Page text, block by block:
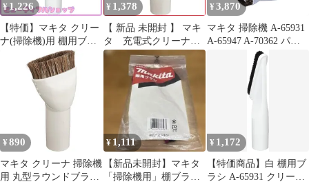
¥1,226
【特価】マキタ クリー
ナ(掃除機)用 棚用ブラ
シ 白 A-65931
¥ 1,378
【 新品 未開封 】 マキ
タ 充電式クリーナー
用ラウンドブラシ A‐
37471 未使用 送料無料
¥ 3,870
マキタ 掃除機 A-65931
A-65947 A-70362 パイ
プロック対応クリーナ
用 先端アタッチメント
3点セット 棚ブラシ ラ
ウンドブラシ 伸縮フレ
キシブルホース スノー
cl285fd cl286fd クリー
ナ
¥ 890
マキタ クリーナ 掃除機
用 丸型ラウンドブラシ
¥ 1,111
【新品未開封】マキタ
「掃除機用」棚ブラシ
¥ 1,172
【特価商品】白 棚用ブ
ラシ A-65931 クリーナ